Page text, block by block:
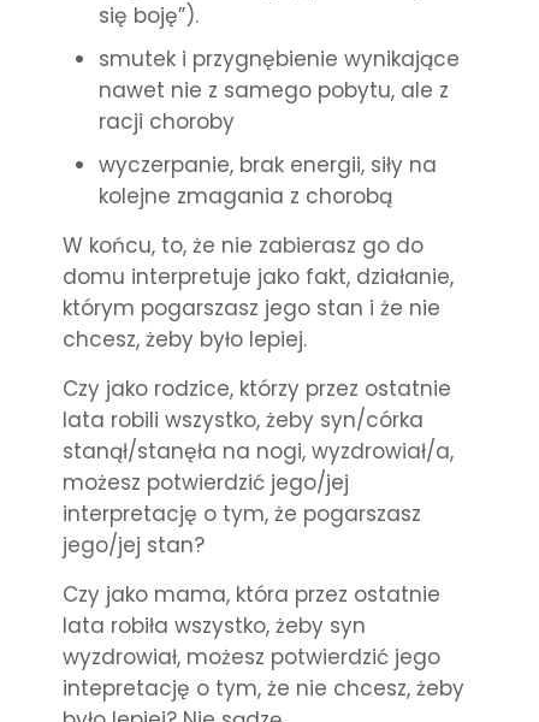
się boję”).
smutek i przygnębienie wynikające
nawet nie z samego pobytu, ale z
racji choroby
wyczerpanie, brak energii, siły na
kolejne zmagania z chorobą
W końcu, to, że nie zabierasz go do
domu interpretuje jako fakt, działanie,
którym pogarszasz jego stan i że nie
chcesz, żeby było lepiej.
Czy jako rodzice, którzy przez ostatnie
lata robili wszystko, żeby syn/córka
stanął/stanęła na nogi, wyzdrowiał/a,
możesz potwierdzić jego/jej
interpretację o tym, że pogarszasz
jego/jej stan?
Czy jako mama, która przez ostatnie
lata robiła wszystko, żeby syn
wyzdrowiał, możesz potwierdzić jego
intepretację o tym, że nie chcesz, żeby